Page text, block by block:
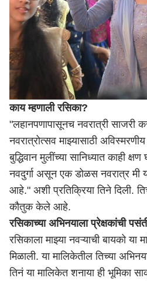
काय म्हणाली रसिका?
"लहानपणापासूनच नवरात्री साजरी
नवरात्रोत्सव माझ्यासाठी
बुद्धिवान मुलींच्या सानिध्यात काही
नवदुर्गा असून एक डोळस नवरात्र मी
आहे." अशी प्रतिक्रिया तिने दिली.
कौतुक केले आहे.
रसिकाच्या अभिनयाला प्रेक्षकांची
रसिकाला माझ्या नवऱ्याची बायको
मिळाली. या मालिकेतील तिच्या
तिनं या मालिकेत शनाया ही भूमिका